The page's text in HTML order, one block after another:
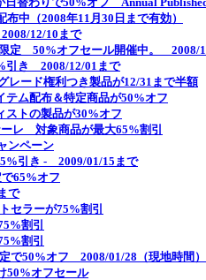
中（2008年11月30日まで有効）
12/10まで
限定 50%オフセール開催中。 2008/
引き 2008/12/01まで
ード権利つき製品が12/31まで半額
テム配布＆特定商品が50%オフ
ストの製品が30%オフ
レ 対象商品が最大65%割引
ンペーン
引き - 2009/01/15まで
65%オフ
で
セラーが75%割引
割引
割引
で50%オフ 2008/01/28（現地時間）
50%オフセール